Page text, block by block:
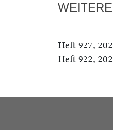
Heft 927,
Heft 922,